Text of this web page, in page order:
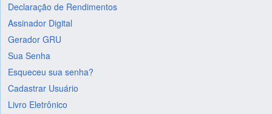
Declaração de Rendimentos
Assinador Digital
Gerador GRU
Sua Senha
Esqueceu sua senha?
Cadastrar Usuário
Livro Eletrônico